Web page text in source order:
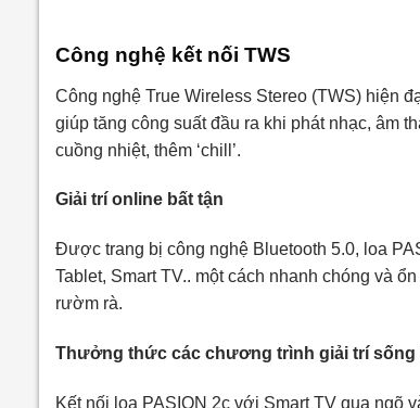
Công nghệ kết nối TWS
Công nghệ True Wireless Stereo (TWS) hiện
giúp tăng công suất đầu ra khi phát nhạc, âm
cuồng nhiệt, thêm ‘chill’.
Giải trí online bất tận
Được trang bị công nghệ Bluetooth 5.0, loa
Tablet, Smart TV.. một cách nhanh chóng và
rườm rà.
Thưởng thức các chương trình giải trí sống
Kết nối loa PASION 2c với Smart TV qua ngõ